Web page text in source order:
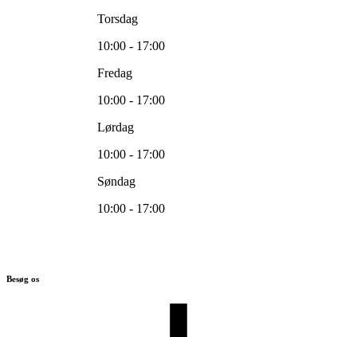
Torsdag
10:00 - 17:00
Fredag
10:00 - 17:00
Lørdag
10:00 - 17:00
Søndag
10:00 - 17:00
Besøg os